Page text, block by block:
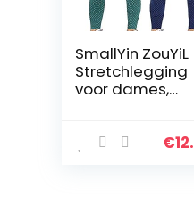
SmallYin ZouYiL
Stretchlegging
voor dames,
fitness,
€